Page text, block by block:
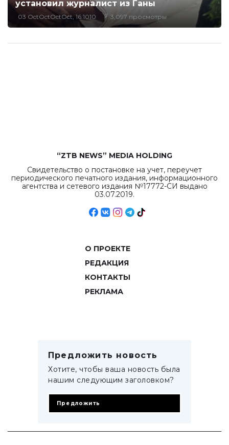
установил журналист из Ганы
03 OctOctOctOct, 16:1010 3,097 просмотры
“ZTB NEWS” MEDIA HOLDING
Свидетельство о постановке на учет, переучет
периодического печатного издания, информационного
агентства и сетевого издания №17772-СИ выдано
03.07.2019.
О ПРОЕКТЕ
РЕДАКЦИЯ
КОНТАКТЫ
РЕКЛАМА
Предложить новость
Хотите, чтобы ваша новость была
нашим следующим заголовком?
Предложить